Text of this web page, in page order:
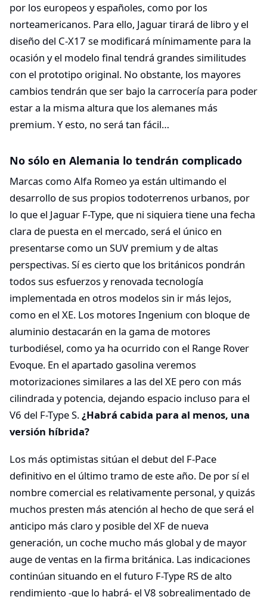
por los europeos y españoles, como por los
norteamericanos. Para ello, Jaguar tirará de libro y el
diseño del C-X17 se modificará mínimamente para la
ocasión y el modelo final tendrá grandes similitudes
con el prototipo original. No obstante, los mayores
cambios tendrán que ser bajo la carrocería para poder
estar a la misma altura que los alemanes más
premium. Y esto, no será tan fácil…
No sólo en Alemania lo tendrán complicado
Marcas como Alfa Romeo ya están ultimando el
desarrollo de sus propios todoterrenos urbanos, por
lo que el Jaguar F-Type, que ni siquiera tiene una fecha
clara de puesta en el mercado, será el único en
presentarse como un SUV premium y de altas
perspectivas. Sí es cierto que los británicos pondrán
todos sus esfuerzos y renovada tecnología
implementada en otros modelos sin ir más lejos,
como en el XE. Los motores Ingenium con bloque de
aluminio destacarán en la gama de motores
turbodiésel, como ya ha ocurrido con el Range Rover
Evoque. En el apartado gasolina veremos
motorizaciones similares a las del XE pero con más
cilindrada y potencia, dejando espacio incluso para el
V6 del F-Type S.¿Habrá cabida para al menos, una
versión híbrida?
Los más optimistas sitúan el debut del F-Pace
definitivo en el último tramo de este año. De por sí el
nombre comercial es relativamente personal, y quizás
muchos presten más atención al hecho de que será el
anticipo más claro y posible del XF de nueva
generación, un coche mucho más global y de mayor
auge de ventas en la firma británica. Las indicaciones
continúan situando en el futuro F-Type RS de alto
rendimiento -que lo habrá- el V8 sobrealimentado de